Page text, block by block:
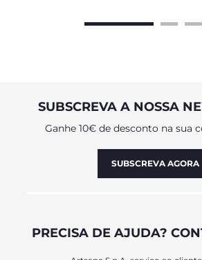
SUBSCREVA A NOSSA
Ganhe 10€ de desconto na sua
SUBSCREVA AGORA
PRECISA DE AJUDA?